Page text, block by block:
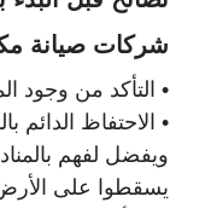
شركات صيانة
• التأكد من وجود
• الاحتفاظ
ويفضل لفهم
يسقطوا على